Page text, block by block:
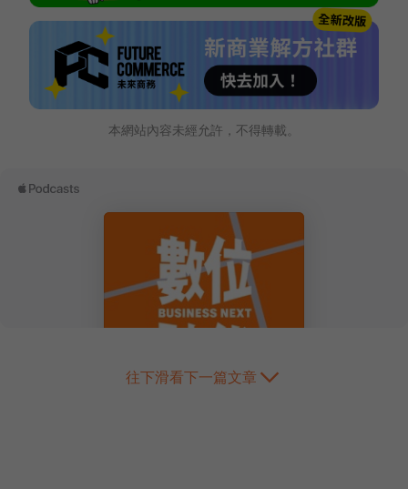
本網站內容未經允許，不得轉載。
往下滑看下一篇文章